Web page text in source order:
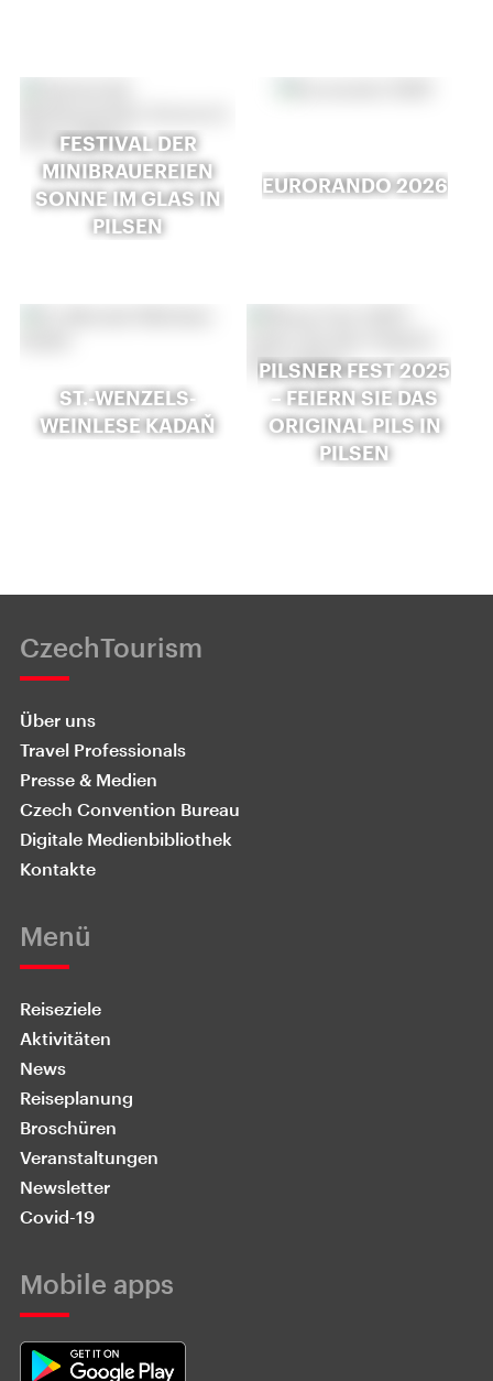
FESTIVAL DER
MINIBRAUEREIEN
SONNE IM GLAS IN
PILSEN
EURORANDO 2026
ST.-WENZELS-
WEINLESE KADAŇ
PILSNER FEST 2025
– FEIERN SIE DAS
ORIGINAL PILS IN
PILSEN
CzechTourism
Über uns
Travel Professionals
Presse & Medien
Czech Convention Bureau
Digitale Medienbibliothek
Kontakte
Menü
Reiseziele
Aktivitäten
News
Reiseplanung
Broschüren
Veranstaltungen
Newsletter
Covid-19
Mobile apps